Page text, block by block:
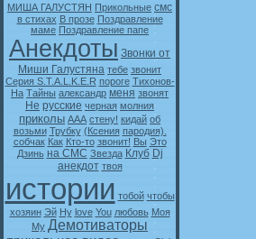
МИША ГАЛУСТЯН Прикольные смс
в стихах В прозе Поздравление
маме Поздравление папе
Анекдоты Звонки от
Миши Галустяна тебе звонит
Серия S.T.A.L.K.E.R пороге Тихонов-
На Тайны александр меня звонят
Не русские черная молния
приколы ААА стену! кидай об
возьми Трубку (Ксения пародия).
собчак Как Кто-то звонит! Вы Это
Дзинь на СМС Звезда Клуб Dj
анекдот твоя
истории тобой чтобы
хозяин Эй Ну love You любовь Моя
My Демотиваторы